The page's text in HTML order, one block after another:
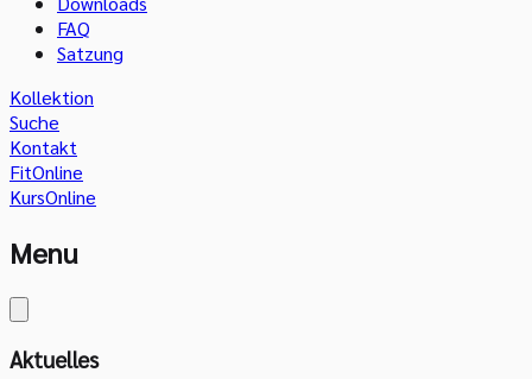
FAQ
Satzung
Kollektion
Suche
Kontakt
FitOnline
KursOnline
Menu
Aktuelles